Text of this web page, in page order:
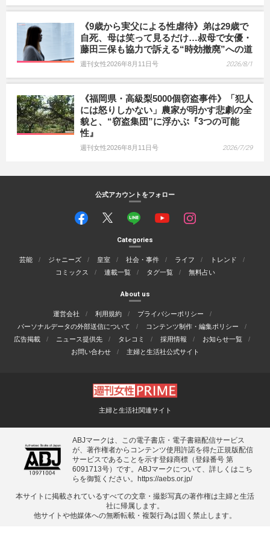
《9歳から実父による性虐待》弟は29歳で
自死、母は笑って見るだけ…叔母で女優・
藤田三保も協力で訴える“時効撤廃”への道
週刊女性2026年8月11日号 2026/8/1
《福岡県・高級梨5000個窃盗事件》「犯人
には怒りしかない」農家が明かす悲劇の全
貌と、“窃盗集団”に浮かぶ『3つの可能
性』
週刊女性2026年8月11日号 2026/7/29
公式アカウントをフォロー
Categories
芸能 ジャニーズ 皇室 社会・事件 ライフ
トレンド
コミックス
連載一覧 タグ一覧 無料占い
About us
運営会社 利用規約
プライバシーポリシー
パーソナルデータの外部送信について
コンテンツ制作・編集ポリシー
広告掲載
ニュース提供先 タレコミ 採用情報
お知らせ一覧
お問い合わせ
主婦と生活社公式サイト
主婦と生活社関連サイト
ABJマークは、この電子書店・電子書籍配信サービス
が、著作権者からコンテンツ使用許諾を得た正規版配信
サービスであることを示す登録商標（登録番号 第
6091713号）です。ABJマークについて、詳しくはこち
らを御覧ください。
https://aebs.or.jp/
本サイトに掲載されているすべての⽂章・撮影写真の著作権は主婦と⽣活
社に帰属します。
他サイトや他媒体への無断転載・複製⾏為は固く禁⽌します。